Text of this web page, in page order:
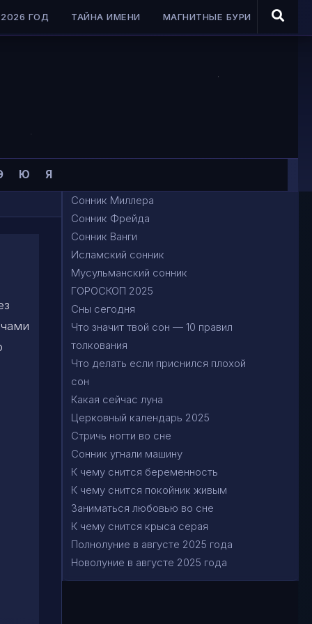
ГОД ТАЙНА ИМЕНИ МАГНИТНЫЕ БУРИ
Ю Я
Сонник Миллера
Сонник Фрейда
Сонник Ванги
Исламский сонник
Мусульманский сонник
ГОРОСКОП 2025
Сны сегодня
Что значит твой сон — 10 правил
толкования
Что делать если приснился плохой
сон
Какая сейчас луна
Церковный календарь 2025
Стричь ногти во сне
Сонник угнали машину
К чему снится беременность
К чему снится покойник живым
Заниматься любовью во сне
К чему снится крыса серая
Полнолуние в августе 2025 года
Новолуние в августе 2025 года